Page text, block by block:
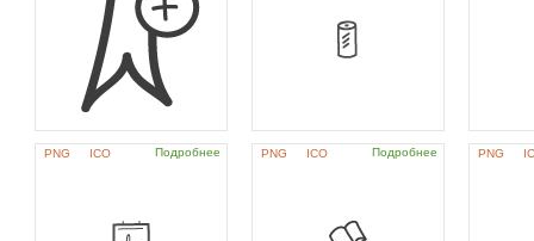
PNG ICO Подробнее PNG ICO Подробнее PNG